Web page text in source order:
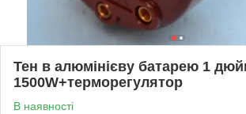
Тен в алюмінієву батарею 1
1500W+терморегулятор
В наявності